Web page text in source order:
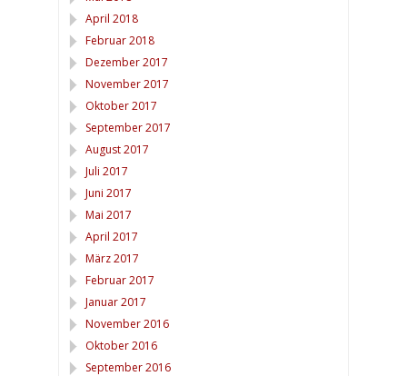
April 2018
Februar 2018
Dezember 2017
November 2017
Oktober 2017
September 2017
August 2017
Juli 2017
Juni 2017
Mai 2017
April 2017
März 2017
Februar 2017
Januar 2017
November 2016
Oktober 2016
September 2016